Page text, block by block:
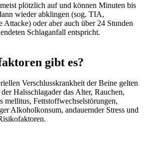
plötzlich auf und können Minuten bis
wieder abklingen (sog. TIA,
Attacke) oder aber auch über 24 Stunden
Schlaganfall entspricht.
gibt es?
Verschlusskrankheit der Beine gelten
Halsschlagader das Alter, Rauchen,
mellitus, Fettstoffwechselstörungen,
Alkoholkonsum, andauernder Stress und